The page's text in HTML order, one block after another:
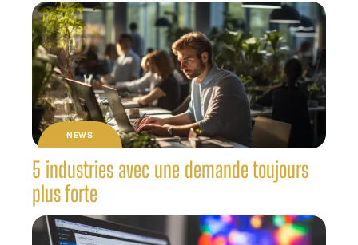
NEWS
5 industries avec une demande toujours
plus forte